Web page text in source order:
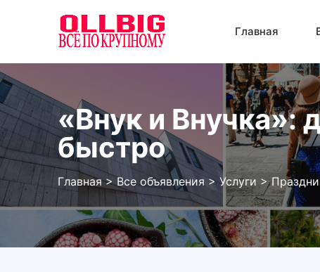
содержанию
Главная
«Внук и Внучка»:
быстро
Главная>Все объявления > Услуги >